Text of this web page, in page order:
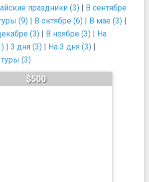
праздники (3) | В сентябре
(9) | В октябре (6) | В мае (3) |
(3) | В ноябре (3) | На
| 3 дня (3) | На 3 дня (3) |
(3)
$500